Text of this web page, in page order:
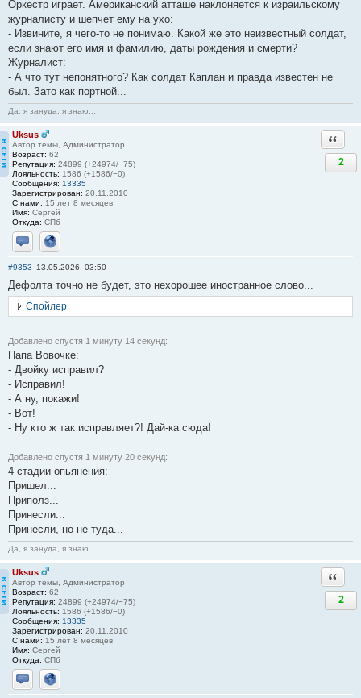
Оркестр играет. Американский атташе наклоняется к израильскому
журналисту и шепчет ему на ухо:
- Извините, я чего-то не понимаю. Какой же это неизвестный солдат,
если знают его имя и фамилию, даты рождения и смерти?
Журналист:
- А что тут непонятного? Как солдат Каплан и правда известен не
был. Зато как портной...
Да, я зануда, я знаю...
Uksus
Автор темы, Администратор
Возраст: 62
Репутация: 24899 (+24974/−75)
Лояльность: 1586 (+1586/−0)
Сообщения: 13335
Зарегистрирован: 20.11.2010
С нами: 15 лет 8 месяцев
Имя: Сергей
Откуда: СПб
Отправить личное сообщение
Сайт
2
#9353 13.05.2026, 03:50
Дефолта точно не будет, это нехорошее иностранное слово...
Спойлер
Добавлено спустя 1 минуту 14 секунд:
Папа Вовочке:
- Двойку исправил?
- Исправил!
- А ну, покажи!
- Вот!
- Ну кто ж так исправляет?! Дай-ка сюда!
Добавлено спустя 1 минуту 20 секунд:
4 стадии опьянения:
Пришел...
Приполз...
Принесли...
Принесли, но не туда...
Да, я зануда, я знаю...
Uksus
Автор темы, Администратор
Возраст: 62
Репутация: 24899 (+24974/−75)
Лояльность: 1586 (+1586/−0)
Сообщения: 13335
Зарегистрирован: 20.11.2010
С нами: 15 лет 8 месяцев
Имя: Сергей
Откуда: СПб
Отправить личное сообщение
Сайт
2